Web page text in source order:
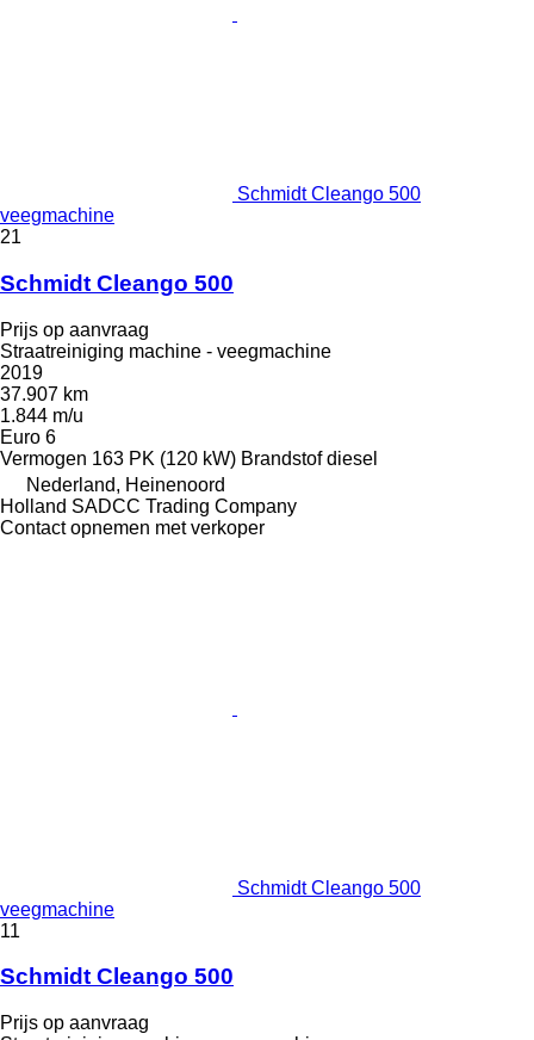
Schmidt Cleango 500
veegmachine
21
Schmidt Cleango 500
Prijs op aanvraag
Straatreiniging machine - veegmachine
2019
37.907 km
1.844 m/u
Euro 6
Vermogen 163 PK (120 kW) Brandstof diesel
Nederland, Heinenoord
Holland SADCC Trading Company
Contact opnemen met verkoper
Schmidt Cleango 500
veegmachine
11
Schmidt Cleango 500
Prijs op aanvraag